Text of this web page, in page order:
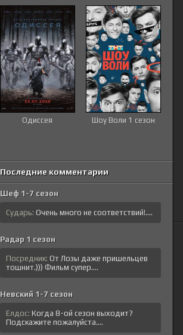
Одиссея Шоу Воли 1 сезон
Последние комментарии
Шеф 1-7 сезон
Сударь: Очень много не соответствий!....
Радар 1 сезон
Посредник: От Лозы даже пришельцев
тошнит.))) Фильм супер....
Невский 1-7 сезон
Елдос: Когда 8-ой сезон выходит?
Подскажите пожалуйста....